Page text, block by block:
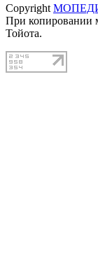
Copyright
При копировании
Тойота.